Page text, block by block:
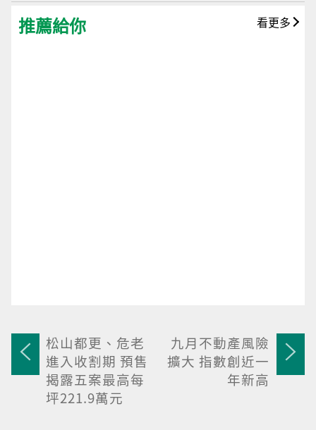
推薦給你 看更多
松山都更、危老
進入收割期 預售
揭露五案最高每
坪221.9萬元
九月不動產風險
擴大 指數創近一
年新高